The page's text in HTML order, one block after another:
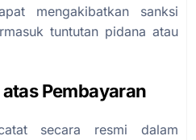
mengakibatkan sanksi
tuntutan pidana atau
Pembayaran
secara resmi dalam